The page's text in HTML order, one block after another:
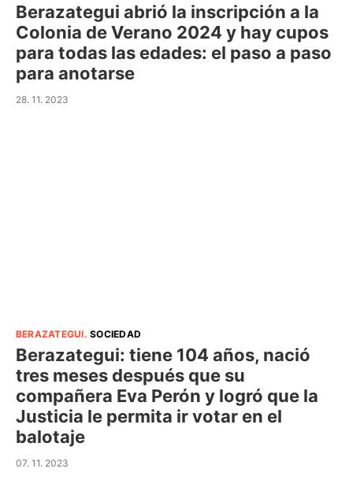
Berazategui abrió la inscripción a la
Colonia de Verano 2024 y hay cupos
para todas las edades: el paso a paso
para anotarse
28. 11. 2023
BERAZATEGUI.SOCIEDAD
Berazategui: tiene 104 años, nació
tres meses después que su
compañera Eva Perón y logró que la
Justicia le permita ir votar en el
balotaje
07. 11. 2023